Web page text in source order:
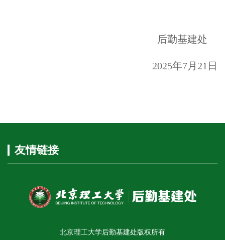
后勤基建处
2025年7月21日
友情链接
北京理工大学后勤基建处版权所有